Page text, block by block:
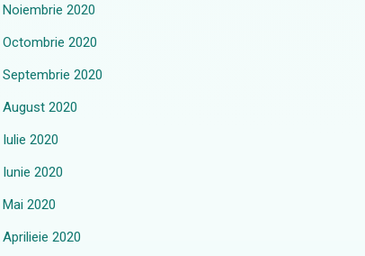
Noiembrie 2020
Octombrie 2020
Septembrie 2020
August 2020
Iulie 2020
Iunie 2020
Mai 2020
Aprilieie 2020